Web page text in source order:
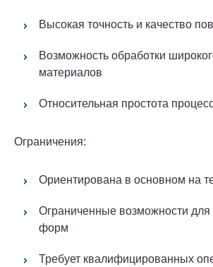
Высокая точность и качество
Возможность обработки
материалов
Относительная простота
Ограничения:
Ориентирована в основном на
Ограниченные возможности
форм
Требует квалифицированных